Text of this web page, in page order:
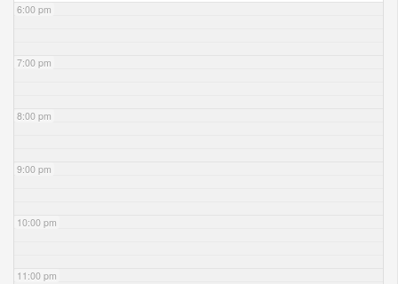
6:00 pm
7:00 pm
8:00 pm
9:00 pm
10:00 pm
11:00 pm